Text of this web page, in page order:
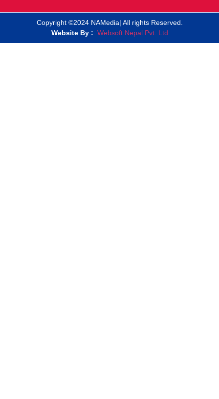
Copyright ©2024 NAMedia| All rights Reserved.
Website By : Websoft Nepal Pvt. Ltd